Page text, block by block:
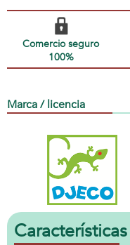
Comercio seguro
100%
Marca / licencia
Características